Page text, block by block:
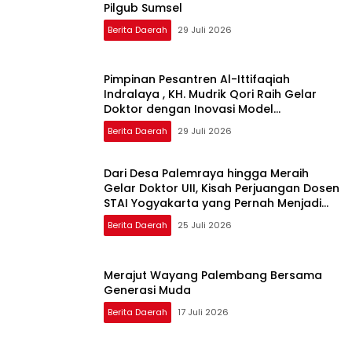
Pilgub Sumsel
Berita Daerah 29 Juli 2026
Pimpinan Pesantren Al-Ittifaqiah
Indralaya , KH. Mudrik Qori Raih Gelar
Doktor dengan Inovasi Model
Pembelajaran Nagham Al-Qur’an di UMM
Berita Daerah 29 Juli 2026
Dari Desa Palemraya hingga Meraih
Gelar Doktor UII, Kisah Perjuangan Dosen
STAI Yogyakarta yang Pernah Menjadi
Driver Taksi Online
Berita Daerah 25 Juli 2026
Merajut Wayang Palembang Bersama
Generasi Muda
Berita Daerah 17 Juli 2026